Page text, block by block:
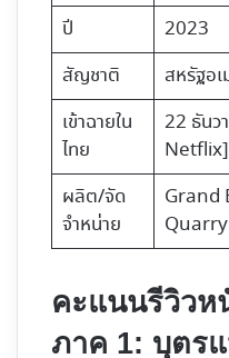
ปี
2023
สัญชาติ
สหรัฐอเ
เข้าฉายใน
ไทย
22 ธันว
Netflix]
ผลิต/จัด
จำหน่าย
Grand
Quarry
คะแนนรีวิวห
ภาค 1: บุตรแ